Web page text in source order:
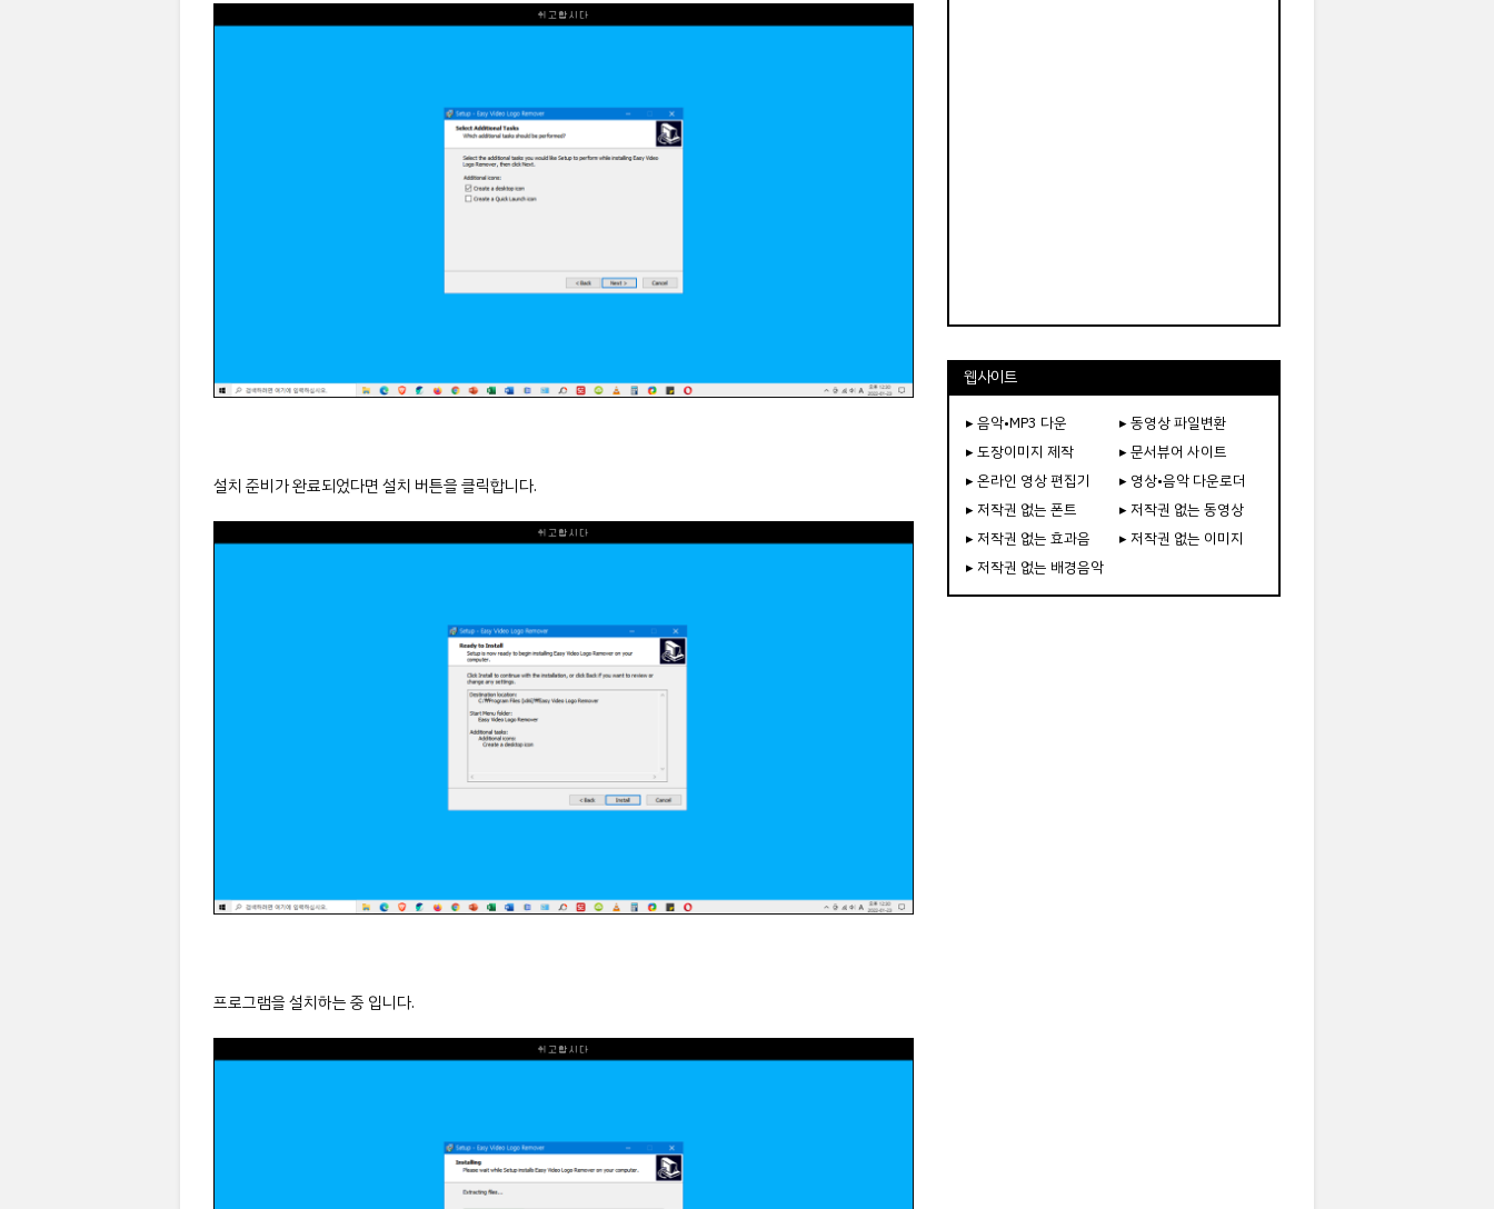
설치 준비가 완료되었다면 설치 버튼을 클릭합니다.
프로그램을 설치하는 중 입니다.
웹사이트
▸ 음악•MP3 다운
▸ 동영상 파일변환
▸ 도장이미지 제작
▸ 문서뷰어 사이트
▸ 온라인 영상 편집기
▸ 영상•음악 다운로더
▸ 저작권 없는 폰트
▸ 저작권 없는 동영상
▸ 저작권 없는 효과음
▸ 저작권 없는 이미지
▸ 저작권 없는 배경음악